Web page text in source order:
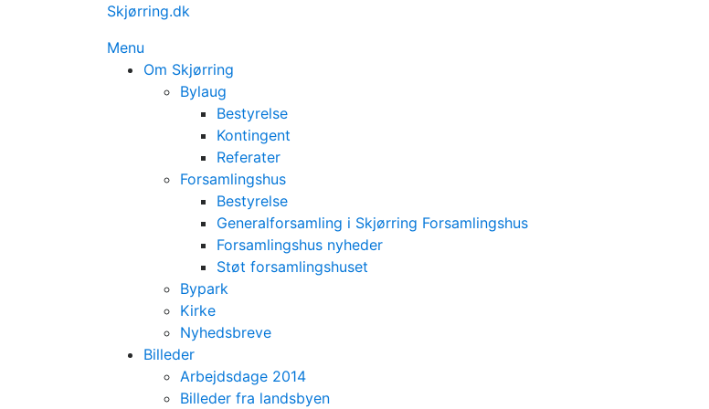
Skjørring.dk
Menu
Om Skjørring
Bylaug
Bestyrelse
Kontingent
Referater
Forsamlingshus
Bestyrelse
Generalforsamling i Skjørring Forsamlingshus
Forsamlingshus nyheder
Støt forsamlingshuset
Bypark
Kirke
Nyhedsbreve
Billeder
Arbejdsdage 2014
Billeder fra landsbyen